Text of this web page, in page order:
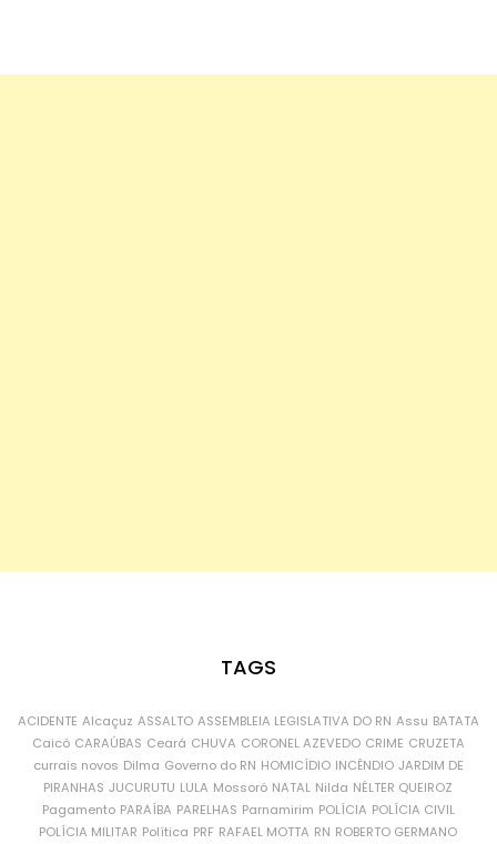
TAGS
ACIDENTE Alcaçuz ASSALTO ASSEMBLEIA LEGISLATIVA DO RN Assu BATATA
Caicó CARAÚBAS Ceará CHUVA CORONEL AZEVEDO CRIME CRUZETA
currais novos Dilma Governo do RN HOMICÍDIO INCÊNDIO JARDIM DE
PIRANHAS JUCURUTU LULA Mossoró NATAL Nilda NÉLTER QUEIROZ
Pagamento PARAÍBA PARELHAS Parnamirim POLÍCIA POLÍCIA CIVIL
POLÍCIA MILITAR Política PRF RAFAEL MOTTA RN ROBERTO GERMANO